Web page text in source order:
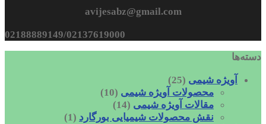
avijesabz@gmail.com
02188889149/02137619000
دسته‌ها
آویژه شیمی (25)
محصولات آویژه شیمی (10)
مقالات آویژه شیمی (14)
نقش محصولات شیمیایی بورگارد (1)